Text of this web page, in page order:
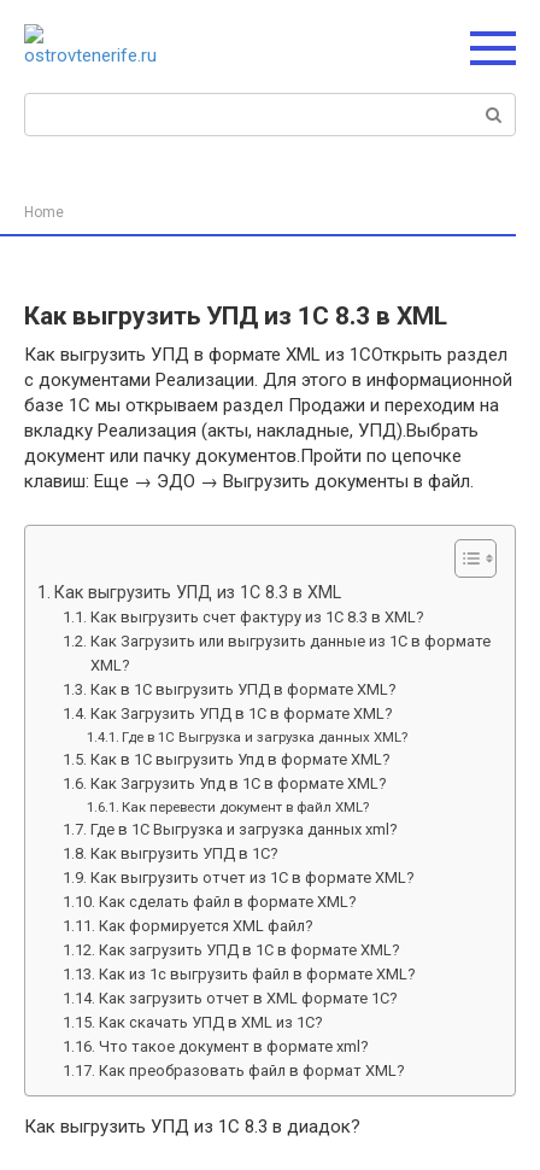
контенту
Поиск:
Home
Как выгрузить УПД из 1С 8.3 в XML
Как выгрузить УПД в формате XML из 1СОткрыть раздел
с документами Реализации. Для этого в информационной
базе 1С мы открываем раздел Продажи и переходим на
вкладку Реализация (акты, накладные, УПД).Выбрать
документ или пачку документов.Пройти по цепочке
клавиш: Еще → ЭДО → Выгрузить документы в файл.
Как выгрузить УПД из 1С 8.3 в XML
Как выгрузить счет фактуру из 1С 8.3 в XML?
Как Загрузить или выгрузить данные из 1С в формате
XML?
Как в 1С выгрузить УПД в формате XML?
Как Загрузить УПД в 1С в формате XML?
Где в 1С Выгрузка и загрузка данных XML?
Как в 1С выгрузить Упд в формате XML?
Как Загрузить Упд в 1С в формате XML?
Как перевести документ в файл XML?
Где в 1С Выгрузка и загрузка данных xml?
Как выгрузить УПД в 1С?
Как выгрузить отчет из 1С в формате XML?
Как сделать файл в формате XML?
Как формируется XML файл?
Как загрузить УПД в 1С в формате XML?
Как из 1с выгрузить файл в формате XML?
Как загрузить отчет в XML формате 1С?
Как скачать УПД в XML из 1С?
Что такое документ в формате xml?
Как преобразовать файл в формат XML?
Как выгрузить УПД из 1С 8.3 в диадок?